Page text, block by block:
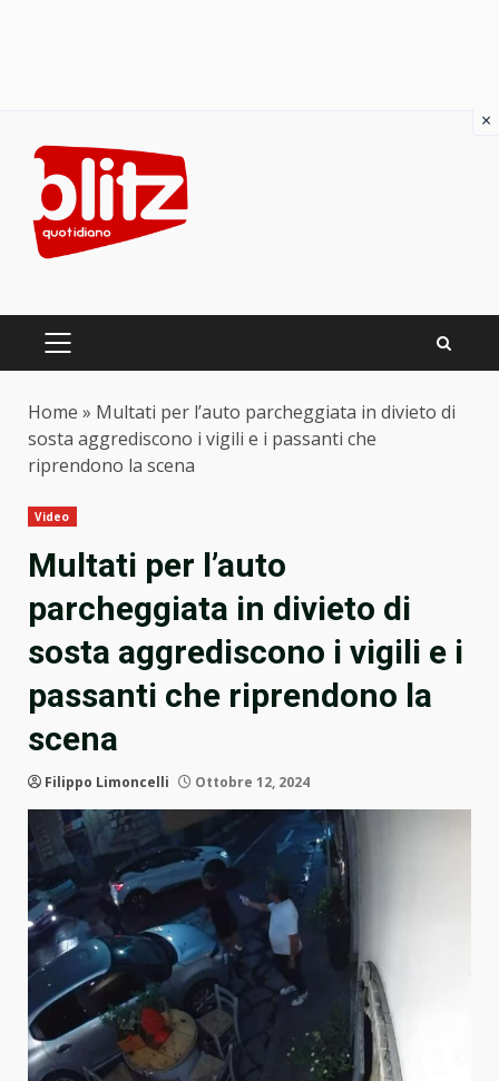
content
PRIMARY
Home » Multati per l’auto parcheggiata in divieto di
sosta aggrediscono i vigili e i passanti che
riprendono la scena
Video
Multati per l’auto
parcheggiata in divieto di
sosta aggrediscono i vigili e i
passanti che riprendono la
scena
Filippo Limoncelli Ottobre 12, 2024
×